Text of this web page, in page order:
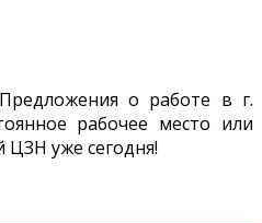
о работе в г.
рабочее место или
ЦЗН уже сегодня!